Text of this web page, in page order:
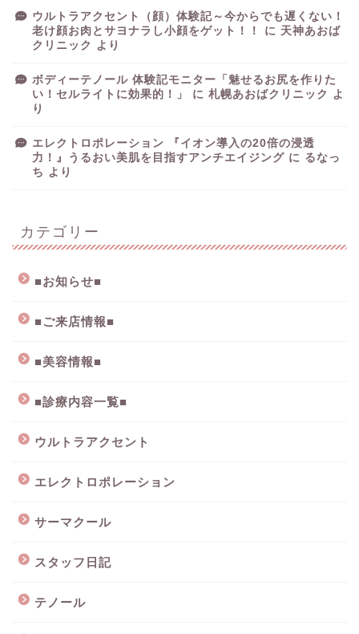
ウルトラアクセント（顔）体験記～今からでも遅くない！
老け顔お肉とサヨナラし小顔をゲット！！
に 天神あおば
クリニック
より
ボディーテノール 体験記モニター「魅せるお尻を作りた
い！セルライトに効果的！」
に 札幌あおばクリニック
よ
り
エレクトロポレーション 『イオン導入の20倍の浸透
力！』うるおい美肌を目指すアンチエイジング に るなっ
ち より
カテゴリー
■お知らせ■
■ご来店情報■
■美容情報■
■診療内容一覧■
ウルトラアクセント
エレクトロポレーション
サーマクール
スタッフ日記
テノール